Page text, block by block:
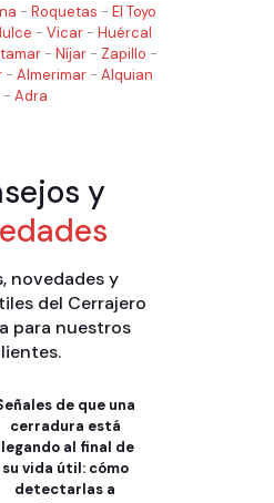
- Roquetas - El Toyo
- Vicar - Huércal
- Níjar- Zapillo -
- Almerimar- Alquian
- Adra
y
novedades y
del Cerrajero
para nuestros
de que una
cerradura está
al final de
su vida útil: cómo
detectarlas a